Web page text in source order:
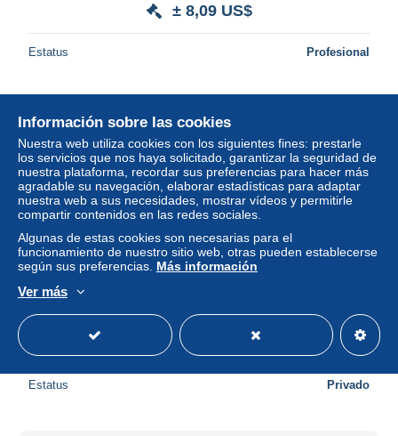
± 8,09 US$
Estatus Profesional
Nuevo
ISRAEL AFFRANCHISSEMENT COMPOSE SUR
CARTE POUR LA FRANCE 1974
± 0,44 US$
Estatus Privado
Información sobre las cookies
Nuestra web utiliza cookies con los siguientes fines: prestarle
los servicios que nos haya solicitado, garantizar la seguridad de
nuestra plataforma, recordar sus preferencias para hacer más
agradable su navegación, elaborar estadísticas para adaptar
nuestra web a sus necesidades, mostrar vídeos y permitirle
compartir contenidos en las redes sociales.
Algunas de estas cookies son necesarias para el
funcionamiento de nuestro sitio web, otras pueden establecerse
según sus preferencias. Más información
Ver más